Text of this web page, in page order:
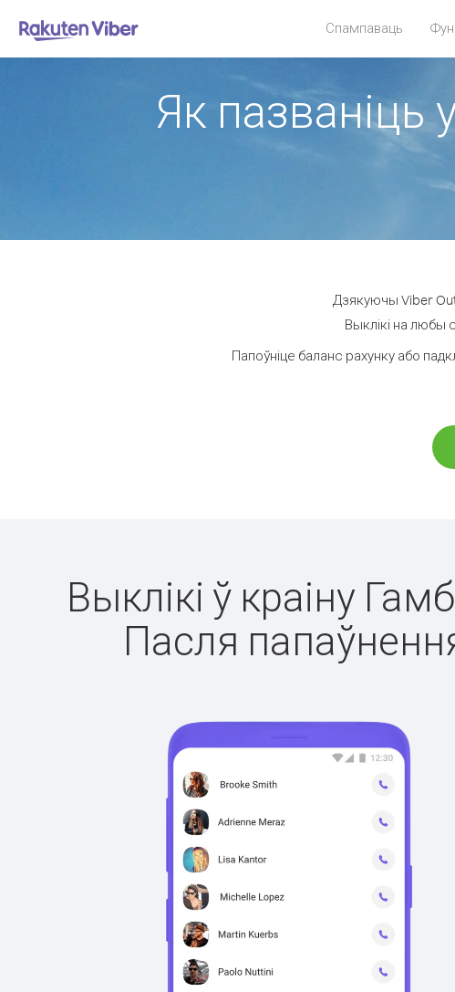
Спампаваць
Як пазваніць
Дзякуючы Viber Out
Выклікі на любы
Папоўніце баланс рахунку або
Выклікі ў краіну
Пасля